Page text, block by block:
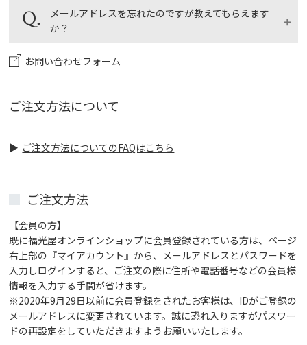
象外とさせていただきます。
画面に進みます。ご登録のメールアドレスを入力し
て、「決定」ボタンをクリックすると、ご登録のメー
届きますので、指示に従って操作を完了してくださ
メールアドレスを忘れたのですが教えてもらえます
か？
会員登録、ご購入の際にorder@fukumitsuya.co.jpよ
[福光屋]もしくは[fukumitsuya]でご検索下さい。該
当するメールが見当たらない場合はお電話、もしくは
確認のため、お名前、生年月日、電話番号をお知らせ
ください。
お問い合わせフォーム
ご注文方法について
ご注文方法についてのFAQはこちら
ご注文方法
【会員の方】
既に福光屋オンラインショップに会員登録されている方は、ページ
右上部の『マイアカウント』から、メールアドレスとパスワードを
入力しログインすると、ご注文の際に住所や電話番号などの会員様
情報を入力する手間が省けます。
※2020年9月29日以前に会員登録をされたお客様は、IDがご登録の
メールアドレスに変更されています。誠に恐れ入りますがパスワー
ドの再設定をしていただきますようお願いいたします。